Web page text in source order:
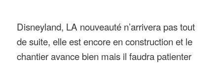
Disneyland, LA nouveauté n’arrivera pas tout
de suite, elle est encore en construction et le
chantier avance bien mais il faudra patienter